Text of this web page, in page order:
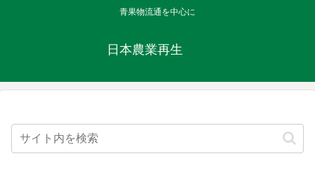
青果物流通を中心に
日本農業再生